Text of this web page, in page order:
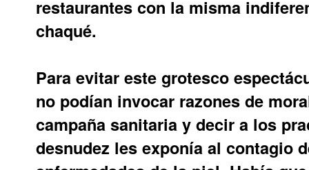
restaurantes con la misma
chaqué.
Para evitar este grotesco
no podían invocar razones de
campaña sanitaria y decir a los
desnudez les exponía al contagio